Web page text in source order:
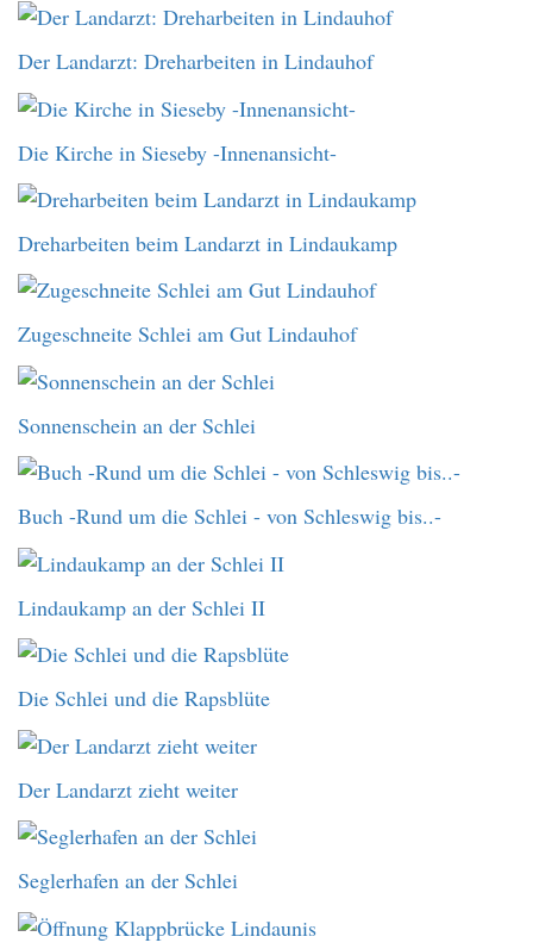
Der Landarzt: Dreharbeiten in Lindauhof
Die Kirche in Sieseby -Innenansicht-
Dreharbeiten beim Landarzt in Lindaukamp
Zugeschneite Schlei am Gut Lindauhof
Sonnenschein an der Schlei
Buch -Rund um die Schlei - von Schleswig bis..-
Lindaukamp an der Schlei II
Die Schlei und die Rapsblüte
Der Landarzt zieht weiter
Seglerhafen an der Schlei